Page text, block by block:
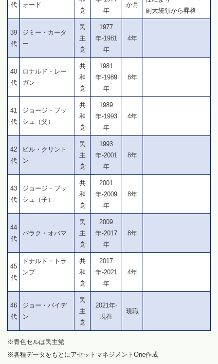
代 ォード
党
年
か月
副大統領から昇格
39
代
ジミー・カータ
ー
民
主
党
1977
年-1981
年
4年
40
代
ロナルド・レー
ガン
共
和
党
1981
年-1989
年
8年
41
代
ジョージ・ブッ
シュ（父）
共
和
党
1989
年-1993
年
4年
42
代
ビル・クリント
ン
民
主
党
1993
年-2001
年
8年
43
代
ジョージ・ブッ
シュ（子）
共
和
党
2001
年-2009
年
8年
44
代
バラク・オバマ
民
主
党
2009
年-2017
年
8年
45
代
ドナルド・トラ
ンプ
共
和
党
2017
年-2021
年
4年
46
代
ジョー・バイデ
ン
民
主
党
2021年-
現在
現職
※青色セルは民主党
※各種データをもとにアセットマネジメントOne作成